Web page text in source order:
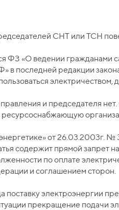
СНТ или ТСН
ФЗ «О ведении гражданами
в последней редакции
электричеством,
и председателя
ресурсоснабжающую
от 26.03.2003г.
содержит прямой запрет
по оплате
и соглашением сторон.
поставку электроэнергии
прекращение подачи